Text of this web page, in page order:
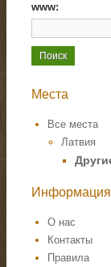
www:
Места
Все места
Латвия
Информация
О нас
Контакты
Правила